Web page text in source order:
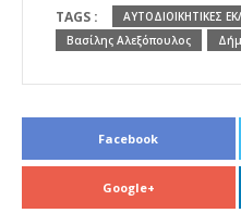
TAGS :
ΑΥΤΟΔΙΟΙΚΗΤΙΚΕΣ
Βασίλης Αλεξόπουλος
Facebook
Google+